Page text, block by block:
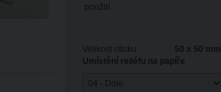
použití.
Velikost otisku:
50 x 50 mm
Umístění reliéfu na papíře